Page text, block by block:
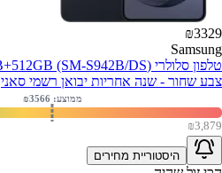
₪3329
Samsung
צבע שחור - שנה אחריות יבואן רשמי סאני
₪3,879
ממוצע: ₪ 3566
היסטוריית מחירים